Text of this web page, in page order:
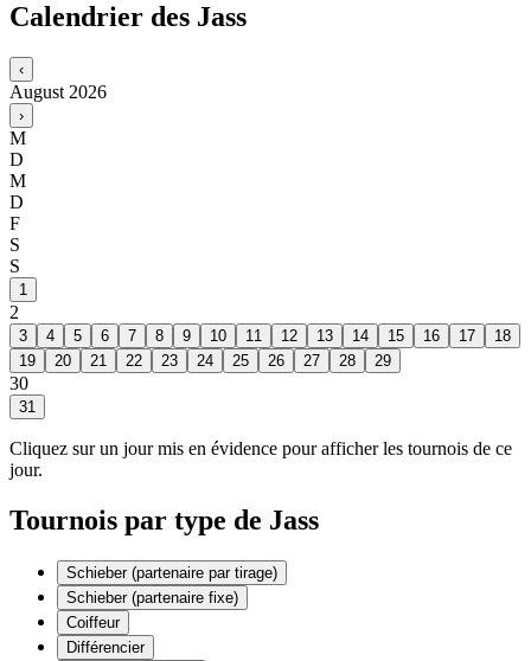
Calendrier des Jass
‹
August 2026
›
M
D
M
D
F
S
S
1
2
3 4 5 6 7 8 9 10 11 12 13 14 15 16 17
18
19
20 21 22 23 24 25 26 27 28 29
30
31
Cliquez sur un jour mis en évidence pour afficher les tournois de ce
jour.
Tournois par type de Jass
Schieber (partenaire par tirage)
Schieber (partenaire fixe)
Coiffeur
Différencier